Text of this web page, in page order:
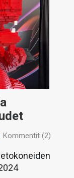
Kommentit (2)